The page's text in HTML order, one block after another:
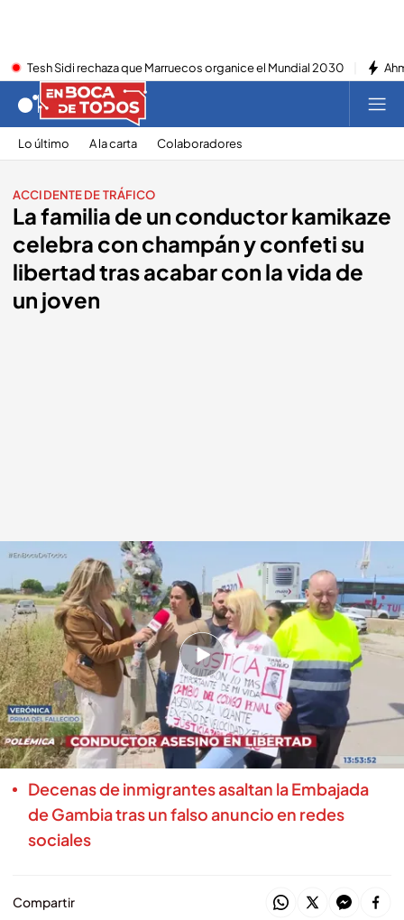
Tesh Sidi rechaza que Marruecos organice el Mundial 2030
Lo último A la carta Colaboradores
ACCIDENTE DE TRÁFICO
La familia de un conductor kamikaze
celebra con champán y confeti su
libertad tras acabar con la vida de
un joven
Familia de Sergio Palacios, víctima del accidente de tráfico cuatro. com
En boca de todos
29 ABR 2026 - 14:23h.
La familia de Sergio Palacios, la víctima,
asegura que el conductor kamikaze se está
saltando las medidas cautelares: “Tenemos
pruebas”
Decenas de inmigrantes asaltan la Embajada
de Gambia tras un falso anuncio en redes
sociales
Compartir